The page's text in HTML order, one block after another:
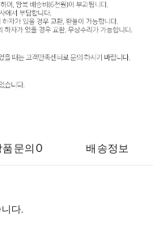
품문의0 배송정보
다.